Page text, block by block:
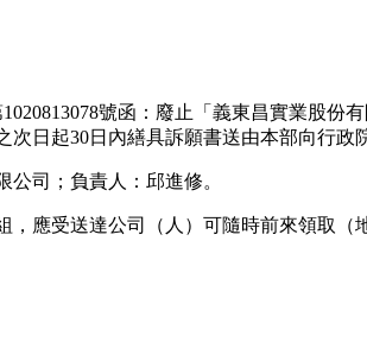
號函：廢止「義東昌實業股
日起30日內繕具訴願書送由本部向行政
司；負責人：邱進修。
應受送達公司（人）可隨時前來領取（